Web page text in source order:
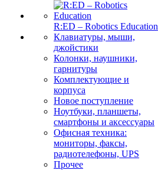
R:ED – Robotics Education
Клавиатуры, мыши,
джойстики
Колонки, наушники,
гарнитуры
Комплектующие и
корпуса
Новое поступление
Ноутбуки, планшеты,
смартфоны и аксессуары
Офисная техника:
мониторы, факсы,
радиотелефоны, UPS
Прочее